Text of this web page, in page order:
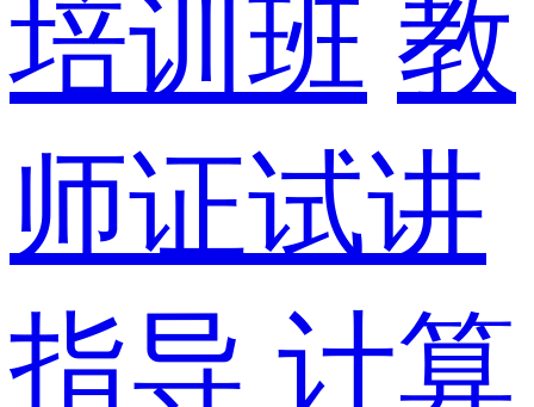
培训班 教
师证试讲
指导 计算